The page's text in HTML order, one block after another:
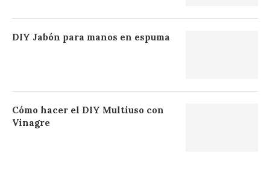
DIY Jabón para manos en espuma
Cómo hacer el DIY Multiuso con
Vinagre